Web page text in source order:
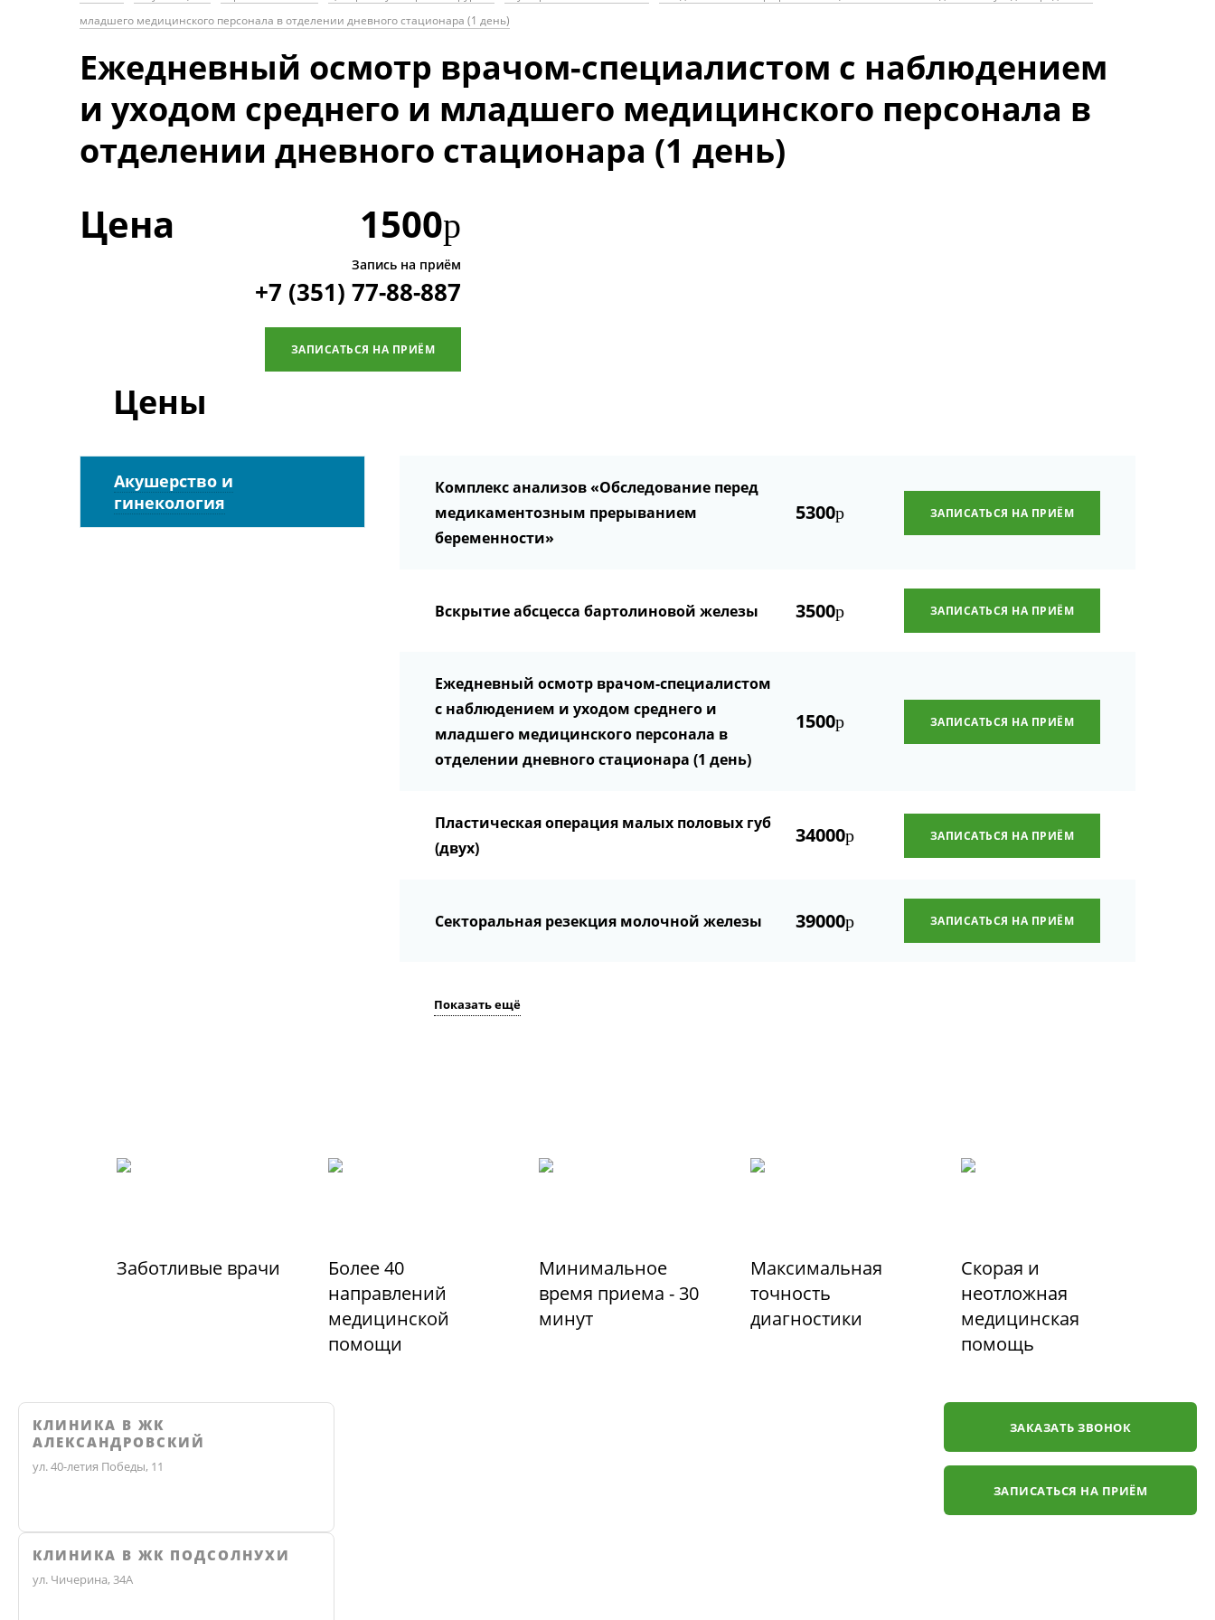
младшего медицинского персонала в отделении дневного стационара (1 день)
Ежедневный осмотр врачом-специалистом с наблюдением
и уходом среднего и младшего медицинского персонала в
отделении дневного стационара (1 день)
Цена 1500р
Запись на приём
+7 (351) 77-88-887
ЗАПИСАТЬСЯ НА ПРИЁМ
Цены
Акушерство и
гинекология
Комплекс анализов «Обследование перед
медикаментозным прерыванием
беременности»
5300р ЗАПИСАТЬСЯ НА ПРИЁМ
Вскрытие абсцесса бартолиновой железы 3500р ЗАПИСАТЬСЯ НА ПРИЁМ
Ежедневный осмотр врачом-специалистом
с наблюдением и уходом среднего и
младшего медицинского персонала в
отделении дневного стационара (1 день)
1500р ЗАПИСАТЬСЯ НА ПРИЁМ
Пластическая операция малых половых губ
(двух)
34000р ЗАПИСАТЬСЯ НА ПРИЁМ
Секторальная резекция молочной железы 39000р ЗАПИСАТЬСЯ НА ПРИЁМ
Показать ещё
Заботливые врачи
Более 40
направлений
медицинской
помощи
Минимальное
время приема - 30
минут
Максимальная
точность
диагностики
Скорая и
неотложная
медицинская
помощь
ЗАКАЗАТЬ ЗВОНОК
КЛИНИКА В ЖК
АЛЕКСАНДРОВСКИЙ
ул. 40-летия Победы, 11
КЛИНИКА В ЖК ПОДСОЛНУХИ
ул. Чичерина, 34А
ЗАПИСАТЬСЯ НА ПРИЁМ